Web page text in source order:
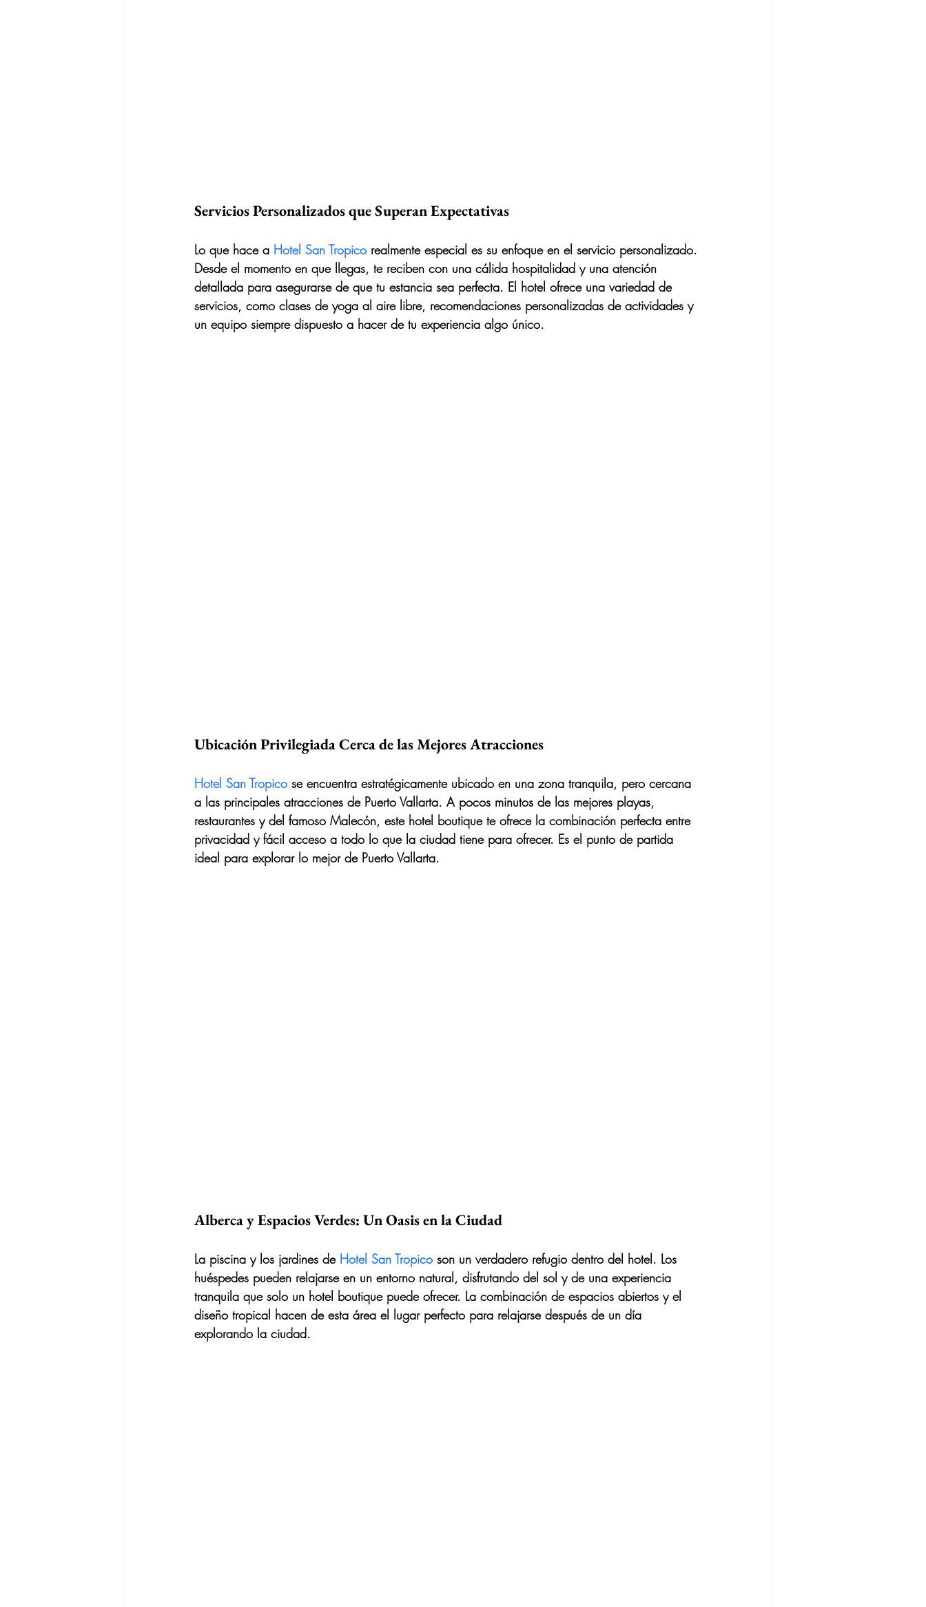
Servicios Personalizados que Superan Expectativas
Lo que hace a Hotel San Tropico realmente especial es su enfoque en el servicio personalizado.
Desde el momento en que llegas, te reciben con una cálida hospitalidad y una atención
detallada para asegurarse de que tu estancia sea perfecta. El hotel ofrece una variedad de
servicios, como clases de yoga al aire libre, recomendaciones personalizadas de actividades y
un equipo siempre dispuesto a hacer de tu experiencia algo único.
Ubicación Privilegiada Cerca de las Mejores Atracciones
Hotel San Tropico se encuentra estratégicamente ubicado en una zona tranquila, pero cercana
a las principales atracciones de Puerto Vallarta. A pocos minutos de las mejores playas,
restaurantes y del famoso Malecón, este hotel boutique te ofrece la combinación perfecta entre
privacidad y fácil acceso a todo lo que la ciudad tiene para ofrecer. Es el punto de partida
ideal para explorar lo mejor de Puerto Vallarta.
Alberca y Espacios Verdes: Un Oasis en la Ciudad
La piscina y los jardines de Hotel San Tropico son un verdadero refugio dentro del hotel. Los
huéspedes pueden relajarse en un entorno natural, disfrutando del sol y de una experiencia
tranquila que solo un hotel boutique puede ofrecer. La combinación de espacios abiertos y el
diseño tropical hacen de esta área el lugar perfecto para relajarse después de un día
explorando la ciudad.